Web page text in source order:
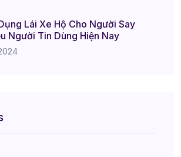
Lái Xe Hộ Cho Người Say
Người Tin Dùng Hiện Nay